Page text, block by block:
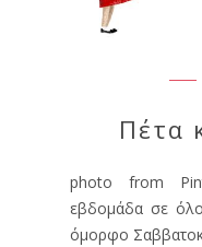
Πέτα
photo from
εβδομάδα σε
όμορφο